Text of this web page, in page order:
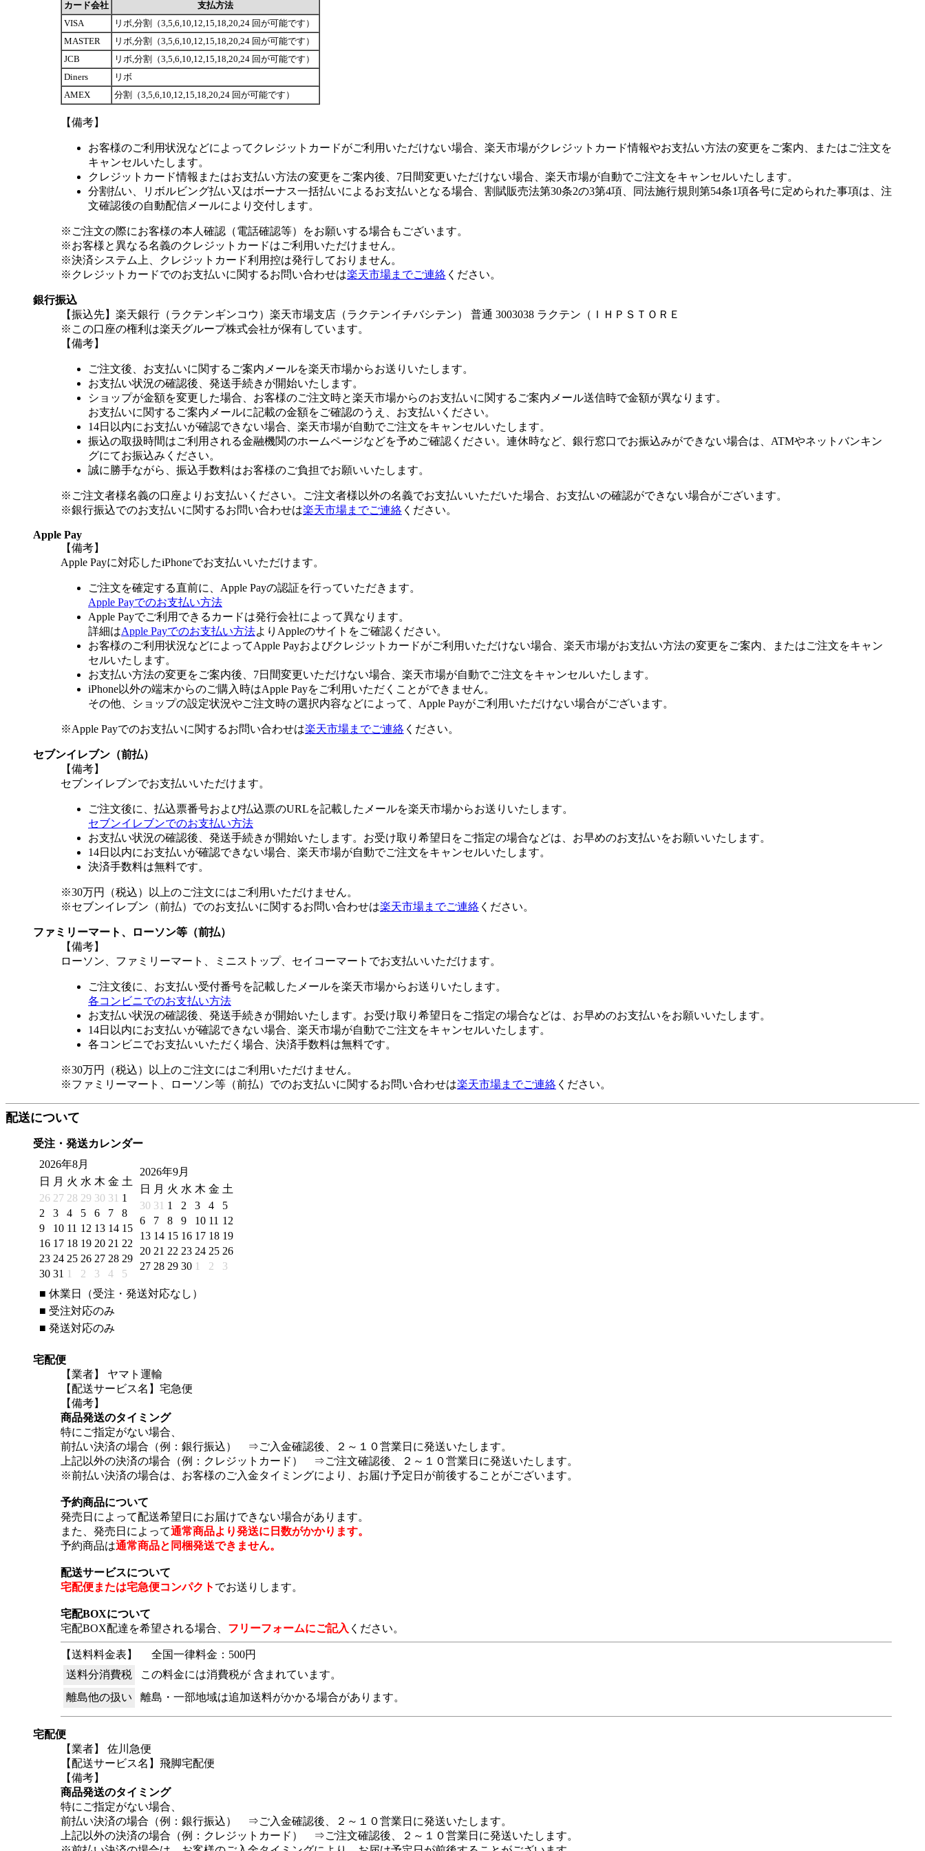
カード会社
支払方法
VISA
リボ,分割（3,5,6,10,12,15,18,20,24 回が可能です）
MASTER
リボ,分割（3,5,6,10,12,15,18,20,24 回が可能です）
JCB
リボ,分割（3,5,6,10,12,15,18,20,24 回が可能です）
Diners
リボ
AMEX
分割（3,5,6,10,12,15,18,20,24 回が可能です）
【備考】
お客様のご利用状況などによってクレジットカードがご利用いただけない場合、楽天市場がクレジットカード情報やお支払い方法の変更をご案内、またはご注文を
キャンセルいたします。
クレジットカード情報またはお支払い方法の変更をご案内後、7日間変更いただけない場合、楽天市場が自動でご注文をキャンセルいたします。
分割払い、リボルビング払い又はボーナス一括払いによるお支払いとなる場合、割賦販売法第30条2の3第4項、同法施行規則第54条1項各号に定められた事項は、注
文確認後の自動配信メールにより交付します。
※ご注文の際にお客様の本人確認（電話確認等）をお願いする場合もございます。
※お客様と異なる名義のクレジットカードはご利用いただけません。
※決済システム上、クレジットカード利用控は発行しておりません。
※クレジットカードでのお支払いに関するお問い合わせは楽天市場までご連絡 ください。
銀行振込
【振込先】楽天銀行（ラクテンギンコウ）楽天市場支店（ラクテンイチバシテン） 普通 3003038 ラクテン（ＩＨＰＳＴＯＲＥ
※この口座の権利は楽天グループ株式会社が保有しています。
【備考】
ご注文後、お支払いに関するご案内メールを楽天市場からお送りいたします。
お支払い状況の確認後、発送手続きが開始いたします。
ショップが金額を変更した場合、お客様のご注文時と楽天市場からのお支払いに関するご案内メール送信時で金額が異なります。
お支払いに関するご案内メールに記載の金額をご確認のうえ、お支払いください。
14日以内にお支払いが確認できない場合、楽天市場が自動でご注文をキャンセルいたします。
振込の取扱時間はご利用される金融機関のホームページなどを予めご確認ください。連休時など、銀行窓口でお振込みができない場合は、ATMやネットバンキン
グにてお振込みください。
誠に勝手ながら、振込手数料はお客様のご負担でお願いいたします。
※ご注文者様名義の口座よりお支払いください。ご注文者様以外の名義でお支払いいただいた場合、お支払いの確認ができない場合がございます。
※銀行振込でのお支払いに関するお問い合わせは楽天市場までご連絡 ください。
Apple Pay
【備考】
Apple Payに対応したiPhoneでお支払いいただけます。
ご注文を確定する直前に、Apple Payの認証を行っていただきます。
Apple Payでのお支払い方法
Apple Payでご利用できるカードは発行会社によって異なります。
詳細はApple Payでのお支払い方法よりAppleのサイトをご確認ください。
お客様のご利用状況などによってApple Payおよびクレジットカードがご利用いただけない場合、楽天市場がお支払い方法の変更をご案内、またはご注文をキャン
セルいたします。
お支払い方法の変更をご案内後、7日間変更いただけない場合、楽天市場が自動でご注文をキャンセルいたします。
iPhone以外の端末からのご購入時はApple Payをご利用いただくことができません。
その他、ショップの設定状況やご注文時の選択内容などによって、Apple Payがご利用いただけない場合がございます。
※Apple Payでのお支払いに関するお問い合わせは楽天市場までご連絡 ください。
セブンイレブン（前払）
【備考】
セブンイレブンでお支払いいただけます。
ご注文後に、払込票番号および払込票のURLを記載したメールを楽天市場からお送りいたします。
セブンイレブンでのお支払い方法
お支払い状況の確認後、発送手続きが開始いたします。お受け取り希望日をご指定の場合などは、お早めのお支払いをお願いいたします。
14日以内にお支払いが確認できない場合、楽天市場が自動でご注文をキャンセルいたします。
決済手数料は無料です。
※30万円（税込）以上のご注文にはご利用いただけません。
※セブンイレブン（前払）でのお支払いに関するお問い合わせは楽天市場までご連絡 ください。
ファミリーマート、ローソン等（前払）
【備考】
ローソン、ファミリーマート、ミニストップ、セイコーマートでお支払いいただけます。
ご注文後に、お支払い受付番号を記載したメールを楽天市場からお送りいたします。
各コンビニでのお支払い方法
お支払い状況の確認後、発送手続きが開始いたします。お受け取り希望日をご指定の場合などは、お早めのお支払いをお願いいたします。
14日以内にお支払いが確認できない場合、楽天市場が自動でご注文をキャンセルいたします。
各コンビニでお支払いいただく場合、決済手数料は無料です。
※30万円（税込）以上のご注文にはご利用いただけません。
※ファミリーマート、ローソン等（前払）でのお支払いに関するお問い合わせは楽天市場までご連絡 ください。
配送について
受注・発送カレンダー
2026年8月
日
月 火 水 木 金 土
26 27 28 29 30 31 1
2
3 4 5 6 7
8
9
10 11 12 13 14 15
16 17 18 19 20 21 22
23 24 25 26 27 28 29
30 31 1 2 3 4 5
2026年9月
日
月 火 水 木 金 土
30 31 1 2 3 4
5
6
7 8 9 10 11 12
13 14 15 16 17 18 19
20 21 22 23 24 25 26
27 28 29 30 1 2 3
■ 休業日（受注・発送対応なし）
■ 受注対応のみ
■ 発送対応のみ
宅配便
【業者】 ヤマト運輸
【配送サービス名】宅急便
【備考】
商品発送のタイミング
特にご指定がない場合、
前払い決済の場合（例：銀行振込） ⇒ご入金確認後、２～１０営業日に発送いたします。
上記以外の決済の場合（例：クレジットカード） ⇒ご注文確認後、２～１０営業日に発送いたします。
※前払い決済の場合は、お客様のご入金タイミングにより、お届け予定日が前後することがございます。
予約商品について
発売日によって配送希望日にお届けできない場合があります。
また、発売日によって通常商品より発送に日数がかかります。
予約商品は通常商品と同梱発送できません。
配送サービスについて
宅配便または宅急便コンパクト でお送りします。
宅配BOXについて
宅配BOX配達を希望される場合、 フリーフォームにご記入 ください。
【送料料金表】
全国一律料金：500円
送料分消費税
この料金には消費税が 含まれています。
離島他の扱い
離島・一部地域は追加送料がかかる場合があります。
宅配便
【業者】 佐川急便
【配送サービス名】飛脚宅配便
【備考】
商品発送のタイミング
特にご指定がない場合、
前払い決済の場合（例：銀行振込） ⇒ご入金確認後、２～１０営業日に発送いたします。
上記以外の決済の場合（例：クレジットカード） ⇒ご注文確認後、２～１０営業日に発送いたします。